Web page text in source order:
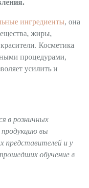
ингредиенты, она
жиры,
Косметика
процедурами,
усилить и
в розничных
продукцию вы
представителей и у
обучение в